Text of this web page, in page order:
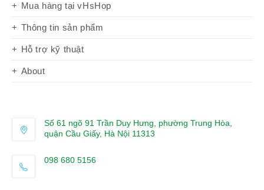
Mua hàng tại vHsHop
Thông tin sản phẩm
Hỗ trợ kỹ thuật
About
Số 61 ngõ 91 Trần Duy Hưng, phường Trung Hòa,
quận Cầu Giấy, Hà Nội 11313
098 680 5156